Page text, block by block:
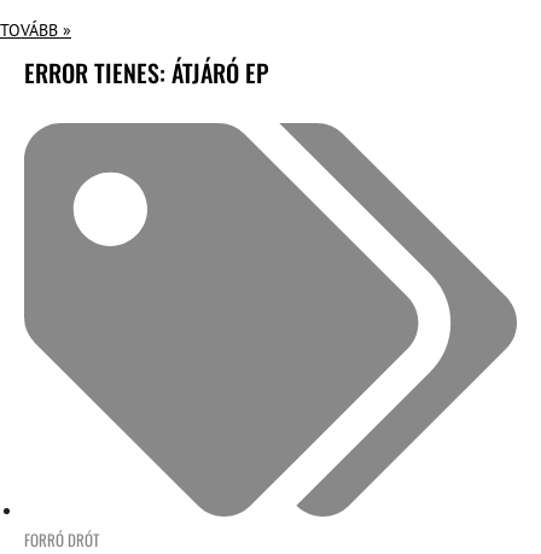
TOVÁBB »
ERROR TIENES: ÁTJÁRÓ EP
FORRÓ DRÓT